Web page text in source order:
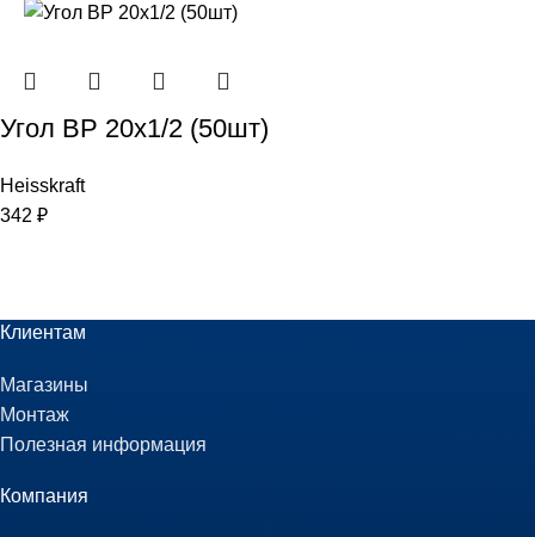
Угол ВР 20х1/2 (50шт)
Heisskraft
342 ₽
Клиентам
Магазины
Монтаж
Полезная информация
Компания